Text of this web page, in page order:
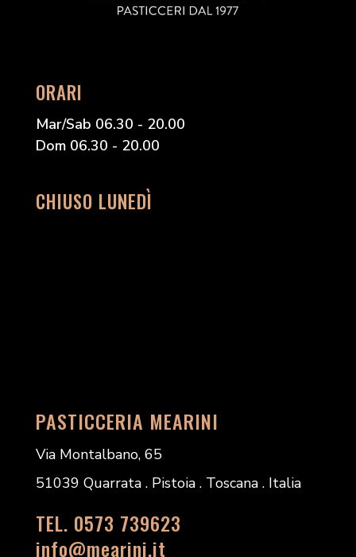
ORARI
Mar/Sab 06.30 - 20.00
Dom 06.30 - 20.00
CHIUSO LUNEDÌ
PASTICCERIA MEARINI
Via Montalbano, 65
51039 Quarrata . Pistoia . Toscana . Italia
TEL. 0573 739623
info@mearini.it